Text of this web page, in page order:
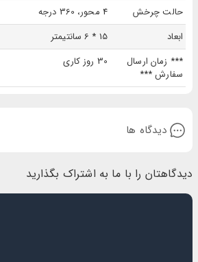
حالت چرخش
4 محور، 360 درجه
ابعاد
15 * 6 سانتیمتر
*** زمان ارسال
سفارش ***
30 روز کاری
دیدگاه ها
دیدگاهتان را با ما به اشتراک بگذارید